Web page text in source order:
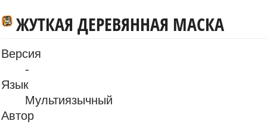
ЖУТКАЯ ДЕРЕВЯННАЯ МАСКА
Версия
-
Язык
Мультиязычный
Автор